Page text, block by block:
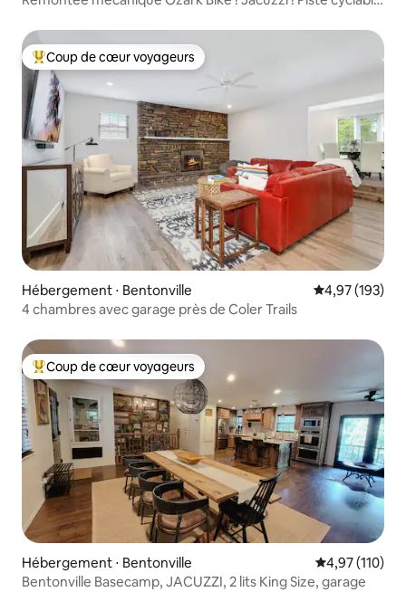
Coups de cœur voyageurs les plus appréciés
Coup de cœur voyageurs
Hébergement ⋅ Bentonville Évaluation
4,97 (193)
4 chambres avec garage près de Coler Trails
Coups de cœur voyageurs les plus appréciés
Coup de cœur voyageurs
Hébergement ⋅ Bentonville Évaluation
4,97 (110)
Bentonville Basecamp, JACUZZI, 2 lits King Size, garage